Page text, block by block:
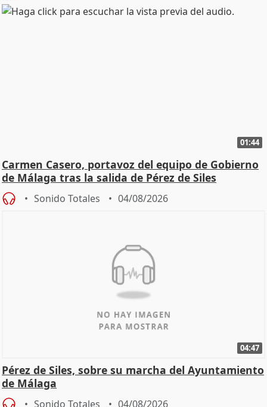
01:44
Carmen Casero, portavoz del equipo de Gobierno
de Málaga tras la salida de Pérez de Siles
Sonido Totales 04/08/2026
04:47
Pérez de Siles, sobre su marcha del Ayuntamiento
de Málaga
Sonido Totales 04/08/2026